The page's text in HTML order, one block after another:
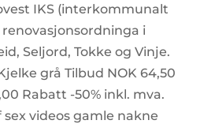
IKS (interkommunalt
i
Seljord, Tokke og Vinje.
grå Tilbud NOK 64,50
Rabatt -50% inkl. mva.
videos gamle nakne